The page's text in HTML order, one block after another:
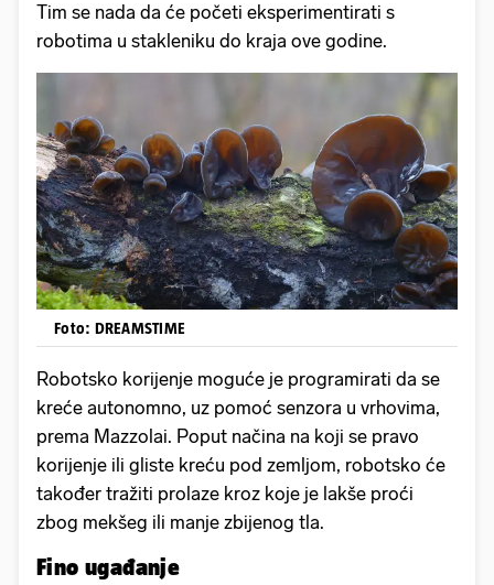
Tim se nada da će početi eksperimentirati s
robotima u stakleniku do kraja ove godine.
Foto: DREAMSTIME
Robotsko korijenje moguće je programirati da se
kreće autonomno, uz pomoć senzora u vrhovima,
prema Mazzolai. Poput načina na koji se pravo
korijenje ili gliste kreću pod zemljom, robotsko će
također tražiti prolaze kroz koje je lakše proći
zbog mekšeg ili manje zbijenog tla.
Fino ugađanje